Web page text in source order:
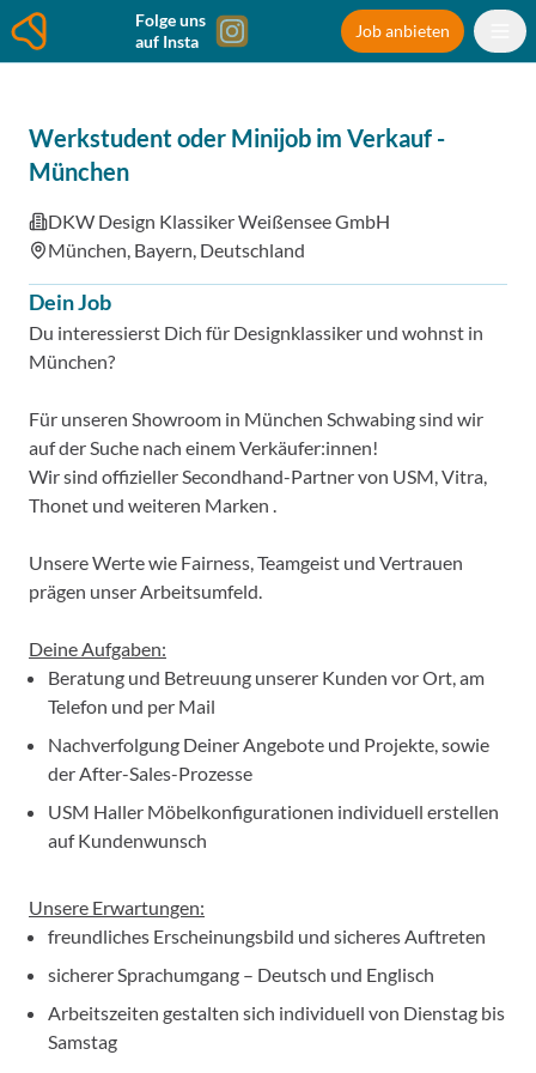
Folge uns
auf Insta
Job anbieten
Werkstudent oder Minijob im Verkauf -
München
DKW Design Klassiker Weißensee GmbH
München, Bayern, Deutschland
Dein Job
Du interessierst Dich für Designklassiker und wohnst in
München?
Für unseren Showroom in München Schwabing sind wir
auf der Suche nach einem Verkäufer:innen!
Wir sind offizieller Secondhand-Partner von USM, Vitra,
Thonet und weiteren Marken .
Unsere Werte wie Fairness, Teamgeist und Vertrauen
prägen unser Arbeitsumfeld.
Deine Aufgaben:
Beratung und Betreuung unserer Kunden vor Ort, am
Telefon und per Mail
Nachverfolgung Deiner Angebote und Projekte, sowie
der After-Sales-Prozesse
USM Haller Möbelkonfigurationen individuell erstellen
auf Kundenwunsch
Unsere Erwartungen:
freundliches Erscheinungsbild und sicheres Auftreten
sicherer Sprachumgang – Deutsch und Englisch
Arbeitszeiten gestalten sich individuell von Dienstag bis
Samstag